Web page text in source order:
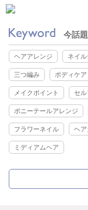
今話題
ヘアアレンジ ネイ
三つ編み ボディケア
メイクポイント セ
ポニーテールアレンジ
フラワーネイル ヘア
ミディアムヘア